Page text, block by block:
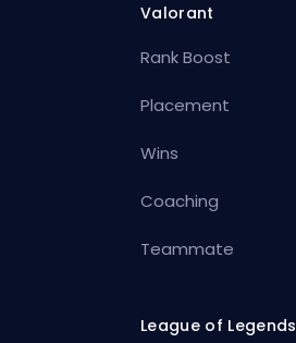
Valorant
Rank Boost
Placement
Wins
Coaching
Teammate
League of Legends